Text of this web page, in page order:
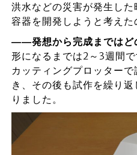
洪水などの災害が発生し
容器を開発しようと考えた
――発想から完成まではど
形になるまでは2～3週間で
カッティングプロッター
き、その後も試作を繰り
りました。